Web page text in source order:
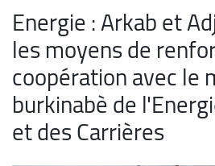
Energie : Arkab et
les moyens de
coopération avec le
burkinabè de
et des Carrières